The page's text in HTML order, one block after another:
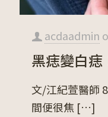
acdaadmin
黑痣變白痣
文/江紀萱醫師
間便很焦 […]